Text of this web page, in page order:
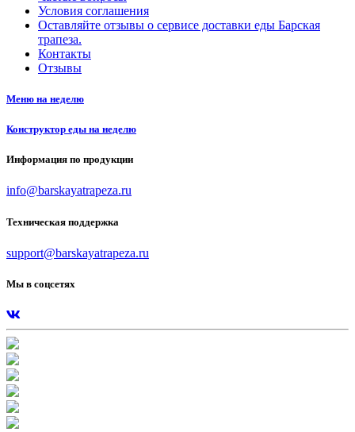
Условия соглашения
Оставляйте отзывы о сервисе доставки еды Барская
трапеза.
Контакты
Отзывы
Меню на неделю
Конструктор еды на неделю
Информация по продукции
info@barskayatrapeza.ru
Техническая поддержка
support@barskayatrapeza.ru
Мы в соцсетях